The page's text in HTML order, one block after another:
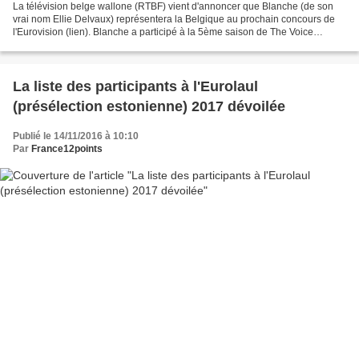
La télévision belge wallone (RTBF) vient d'annoncer que Blanche (de son
vrai nom Ellie Delvaux) représentera la Belgique au prochain concours de
l'Eurovision (lien). Blanche a participé à la 5ème saison de The Voice
La liste des participants à l'Eurolaul
(présélection estonienne) 2017 dévoilée
Publié le 14/11/2016 à 10:10
Par France12points